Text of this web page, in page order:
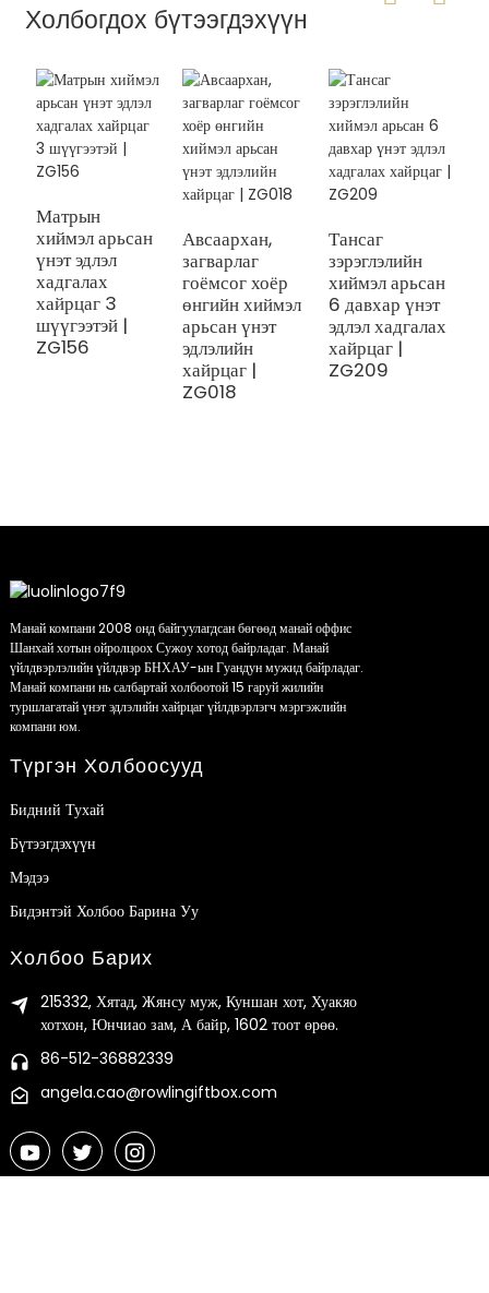
Холбогдох бүтээгдэхүүн
Матрын
хиймэл арьсан
үнэт эдлэл
хадгалах
хайрцаг 3
шүүгээтэй |
ZG156
Авсаархан,
загварлаг
гоёмсог хоёр
өнгийн хиймэл
арьсан үнэт
эдлэлийн
хайрцаг |
ZG018
Тансаг
зэрэглэлийн
хиймэл арьсан
6 давхар үнэт
эдлэл хадгалах
хайрцаг |
ZG209
Манай компани 2008 онд байгуулагдсан бөгөөд манай оффис
Шанхай хотын ойролцоох Сужоу хотод байрладаг. Манай
үйлдвэрлэлийн үйлдвэр БНХАУ-ын Гуандун мужид байрладаг.
Манай компани нь салбартай холбоотой 15 гаруй жилийн
туршлагатай үнэт эдлэлийн хайрцаг үйлдвэрлэгч мэргэжлийн
компани юм.
Түргэн Холбоосууд
Бидний Тухай
Бүтээгдэхүүн
Мэдээ
Бидэнтэй Холбоо Барина Уу
Холбоо Барих
215332, Хятад, Жянсу муж, Куншан хот, Хуакяо
хотхон, Юнчиао зам, А байр, 1602 тоот өрөө.
86-512-36882339
angela.cao@rowlingiftbox.com